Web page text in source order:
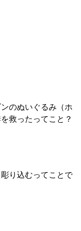
のぬいぐるみ（ホ
救ったってこと？
り込むってことで